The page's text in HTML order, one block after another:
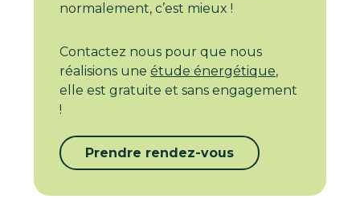
normalement, c’est mieux !
Contactez nous pour que nous
réalisions une étude énergétique,
elle est gratuite et sans engagement
!
Prendre rendez-vous